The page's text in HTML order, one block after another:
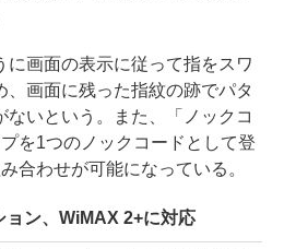
画面の表示に従って指をスワ
、画面に残った指紋の跡でパタ
ないという。また、「ノックコ
を1つのノックコードとして登
合わせが可能になっている。
ョン、WiMAX 2+に対応